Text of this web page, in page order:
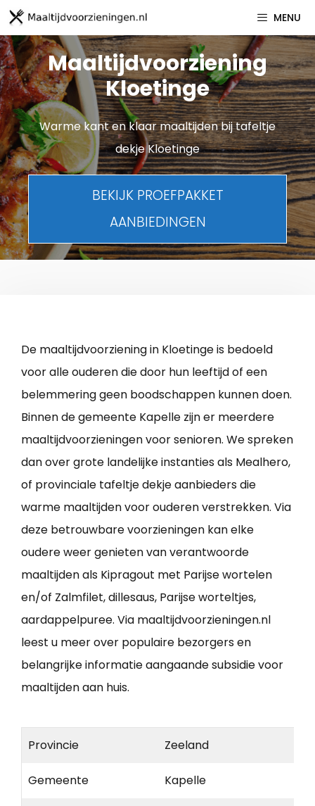
Spring
naar
inhoud
MENU
Maaltijdvoorziening
Kloetinge
Warme kant en klaar maaltijden bij tafeltje
dekje Kloetinge
BEKIJK PROEFPAKKET
AANBIEDINGEN
De maaltijdvoorziening in Kloetinge is bedoeld
voor alle ouderen die door hun leeftijd of een
belemmering geen boodschappen kunnen doen.
Binnen de gemeente Kapelle zijn er meerdere
maaltijdvoorzieningen voor senioren. We spreken
dan over grote landelijke instanties als Mealhero,
of provinciale tafeltje dekje aanbieders die
warme maaltijden voor ouderen verstrekken. Via
deze betrouwbare voorzieningen kan elke
oudere weer genieten van verantwoorde
maaltijden als Kipragout met Parijse wortelen
en/of Zalmfilet, dillesaus, Parijse worteltjes,
aardappelpuree. Via maaltijdvoorzieningen.nl
leest u meer over populaire bezorgers en
belangrijke informatie aangaande subsidie voor
maaltijden aan huis.
Provincie Zeeland
Gemeente Kapelle